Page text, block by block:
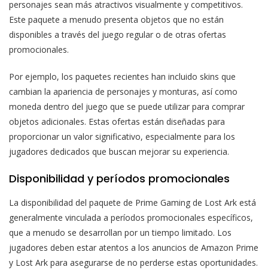
personajes sean más atractivos visualmente y competitivos.
Este paquete a menudo presenta objetos que no están
disponibles a través del juego regular o de otras ofertas
promocionales.
Por ejemplo, los paquetes recientes han incluido skins que
cambian la apariencia de personajes y monturas, así como
moneda dentro del juego que se puede utilizar para comprar
objetos adicionales. Estas ofertas están diseñadas para
proporcionar un valor significativo, especialmente para los
jugadores dedicados que buscan mejorar su experiencia.
Disponibilidad y períodos promocionales
La disponibilidad del paquete de Prime Gaming de Lost Ark está
generalmente vinculada a períodos promocionales específicos,
que a menudo se desarrollan por un tiempo limitado. Los
jugadores deben estar atentos a los anuncios de Amazon Prime
y Lost Ark para asegurarse de no perderse estas oportunidades.